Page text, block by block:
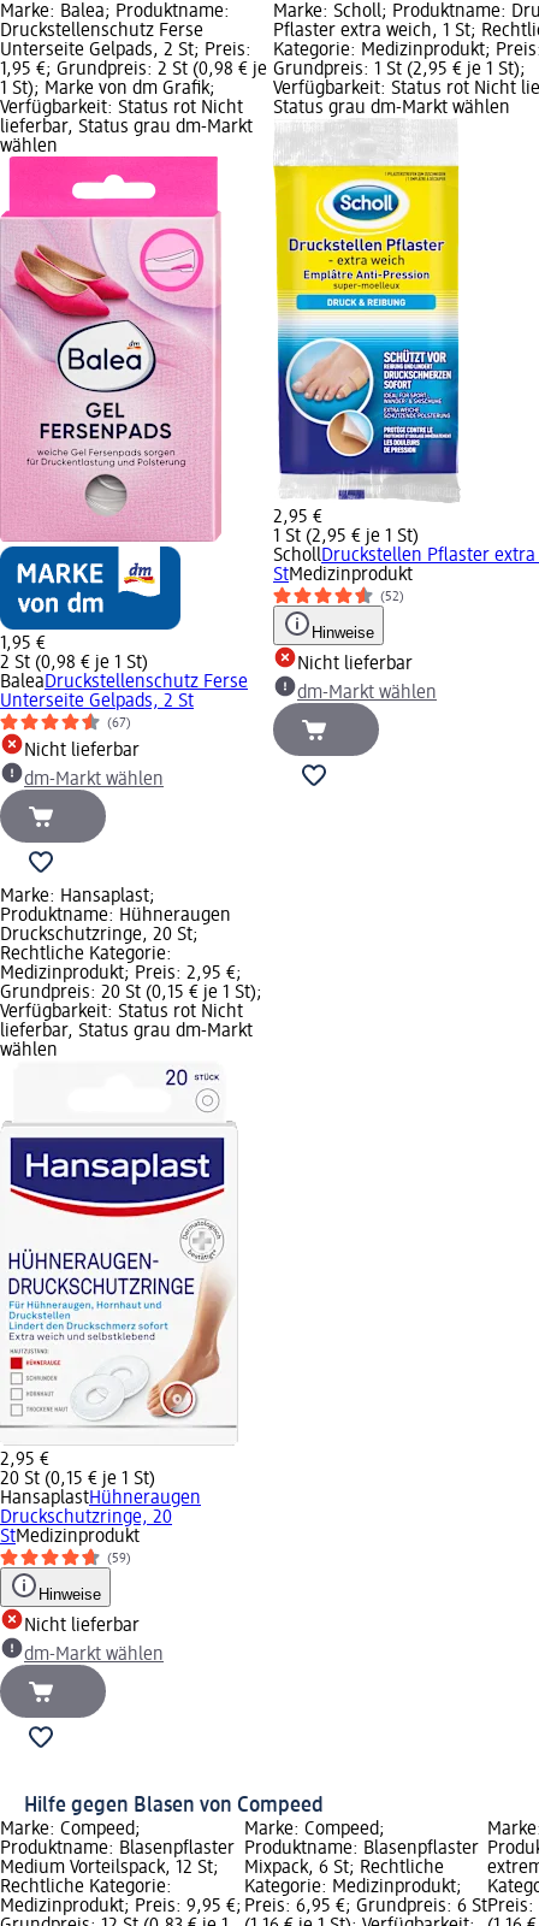
Marke: Balea; Produktname:
Druckstellenschutz Ferse
Unterseite Gelpads, 2 St; Preis:
1,95 €; Grundpreis: 2 St (0,98 € je
1 St); Marke von dm Grafik;
Verfügbarkeit: Status rot Nicht
lieferbar, Status grau dm-Markt
wählen
1,95 €
2 St (0,98 € je 1 St)
BaleaDruckstellenschutz Ferse
Unterseite Gelpads, 2 St
(67)
Nicht lieferbar
dm-Markt wählen
Marke: Scholl; Produktname:
Pflaster extra weich, 1 St;
Kategorie: Medizinprodukt;
Grundpreis: 1 St (2,95 € je 1 St);
Verfügbarkeit: Status rot Nicht
Status grau dm-Markt wählen
2,95 €
1 St (2,95 € je 1 St)
SchollDruckstellen Pflaster extra
StMedizinprodukt
(52)
Hinweise
Nicht lieferbar
dm-Markt wählen
Marke: Hansaplast;
Produktname: Hühneraugen
Druckschutzringe, 20 St;
Rechtliche Kategorie:
Medizinprodukt; Preis: 2,95 €;
Grundpreis: 20 St (0,15 € je 1 St);
Verfügbarkeit: Status rot Nicht
lieferbar, Status grau dm-Markt
wählen
2,95 €
20 St (0,15 € je 1 St)
HansaplastHühneraugen
Druckschutzringe, 20
StMedizinprodukt
(59)
Hinweise
Nicht lieferbar
dm-Markt wählen
Hilfe gegen Blasen von Compeed
Marke: Compeed;
Produktname: Blasenpflaster
Medium Vorteilspack, 12 St;
Rechtliche Kategorie:
Medizinprodukt; Preis: 9,95 €;
Marke: Compeed;
Produktname: Blasenpflaster
Mixpack, 6 St; Rechtliche
Kategorie: Medizinprodukt;
Preis: 6,95 €; Grundpreis: 6 St